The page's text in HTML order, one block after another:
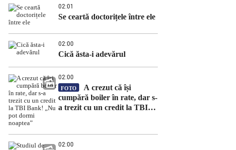
02:01
Se ceartă doctorițele între ele
02:00
Cică ăsta-i adevărul
02:00
FOTO
A crezut că își
cumpără boiler în rate, dar s-
a trezit cu un credit la TBI
02:00